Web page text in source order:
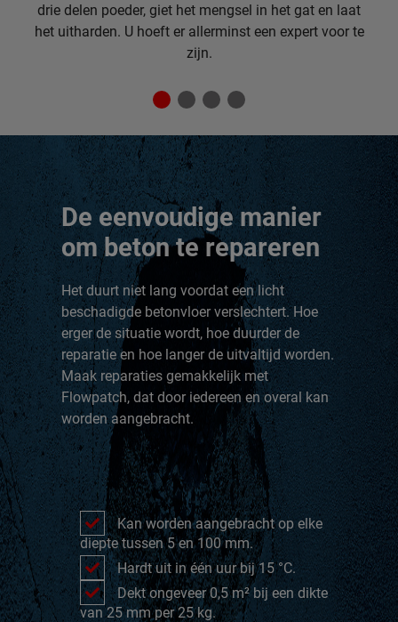
drie delen poeder, giet het mengsel in het gat en laat
het uitharden. U hoeft er allerminst een expert voor te
zijn.
De eenvoudige manier
om beton te repareren
Het duurt niet lang voordat een licht
beschadigde betonvloer verslechtert. Hoe
erger de situatie wordt, hoe duurder de
reparatie en hoe langer de uitvaltijd worden.
Maak reparaties gemakkelijk met
Flowpatch, dat door iedereen en overal kan
worden aangebracht.
Kan worden aangebracht op elke
diepte tussen 5 en 100 mm.
Hardt uit in één uur bij 15 °C.
Dekt ongeveer 0,5 m² bij een dikte
van 25 mm per 25 kg.